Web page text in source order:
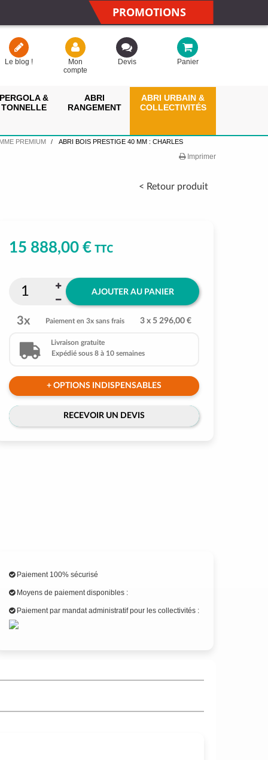
PROMOTIONS
Le blog !
Mon
compte
Devis Panier
PERGOLA &
TONNELLE
ABRI
RANGEMENT
ABRI URBAIN &
COLLECTIVITÉS
PREMIUM ABRI BOIS PRESTIGE 40 MM : CHARLES
Imprimer
< Retour produit
15 888,00 €TTC
AJOUTER AU PANIER
3x Paiement en 3x sans frais 3 x 5 296,00 €
Livraison gratuite
Expédié sous 8 à 10 semaines
+ OPTIONS INDISPENSABLES
RECEVOIR UN DEVIS
Paiement 100% sécurisé
Moyens de paiement disponibles :
Paiement par mandat administratif pour les collectivités :